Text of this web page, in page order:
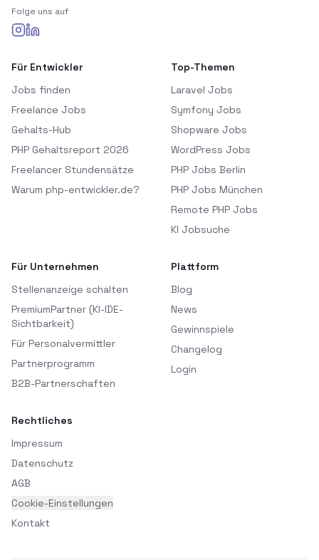
Folge uns auf
Für Entwickler
Jobs finden
Freelance Jobs
Gehalts-Hub
PHP Gehaltsreport 2026
Freelancer Stundensätze
Warum php-entwickler.de?
Top-Themen
Laravel Jobs
Symfony Jobs
Shopware Jobs
WordPress Jobs
PHP Jobs Berlin
PHP Jobs München
Remote PHP Jobs
KI Jobsuche
Für Unternehmen
Stellenanzeige schalten
PremiumPartner (KI-IDE-
Sichtbarkeit)
Für Personalvermittler
Partnerprogramm
B2B-Partnerschaften
Plattform
Blog
News
Gewinnspiele
Changelog
Login
Rechtliches
Impressum
Datenschutz
AGB
Cookie-Einstellungen
Kontakt